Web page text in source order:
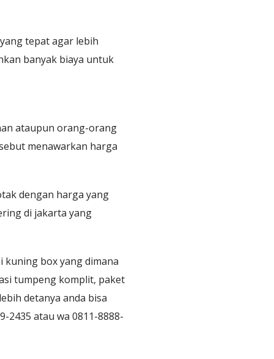
tepat agar lebih
banyak biaya untuk
ataupun orang-orang
menawarkan harga
dengan harga yang
di jakarta yang
kuning box yang dimana
tumpeng komplit, paket
detanya anda bisa
2435 atau wa 0811-8888-